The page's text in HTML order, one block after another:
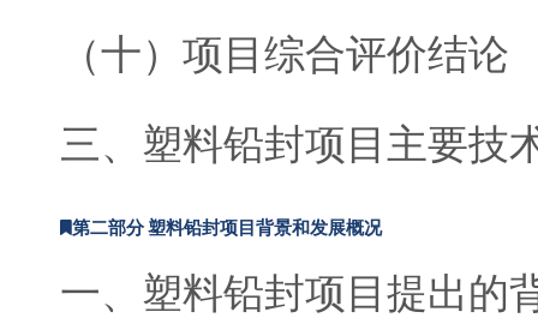
（十）项目综合评价结论
三、塑料铅封项目主要技
第二部分 塑料铅封项目背景和发展概况
一、塑料铅封项目提出的